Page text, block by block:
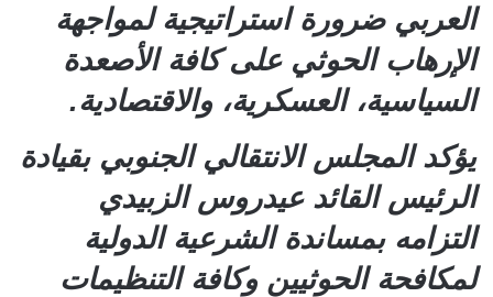
العربي ضرورة استراتيجية لمواجهة
الإرهاب الحوثي على كافة الأصعدة
السياسية، العسكرية، والاقتصادية.
يؤكد المجلس الانتقالي الجنوبي بقيادة
الرئيس القائد عيدروس الزبيدي
التزامه بمساندة الشرعية الدولية
لمكافحة الحوثيين وكافة التنظيمات